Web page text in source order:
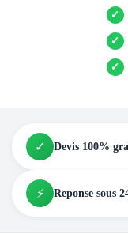
✓
✓
✓
✓ Devis 100%
⚡ Reponse sous